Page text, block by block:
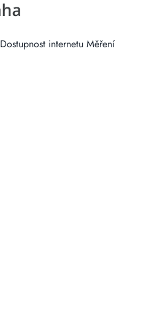
Dostupnost internetu Měření